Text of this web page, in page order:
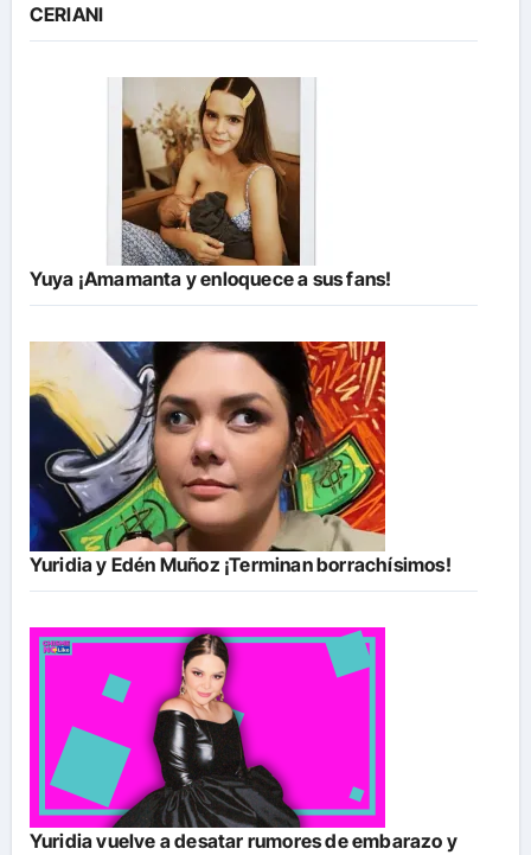
CERIANI
Yuya ¡Amamanta y enloquece a sus fans!
Yuridia y Edén Muñoz ¡Terminan borrachísimos!
Yuridia vuelve a desatar rumores de embarazo y